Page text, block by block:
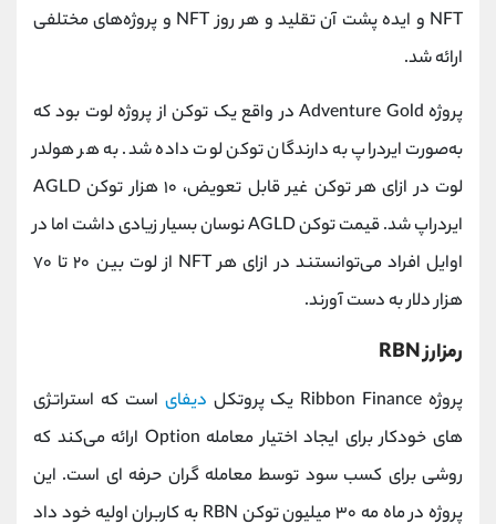
NFT و ایده پشت آن تقلید و هر روز NFT و پروژه‌های مختلفی
ارائه شد.
پروژه Adventure Gold در واقع یک توکن از پروژه لوت بود که
به‌صورت ایردراپ به دارندگان توکن لوت داده شد. به هر هولدر
لوت در ازای هر توکن غیر قابل تعویض، ۱۰ هزار توکن AGLD
ایردراپ شد. قیمت توکن AGLD نوسان بسیار زیادی داشت اما در
اوایل افراد می‌توانستند در ازای هر NFT از لوت بین ۲۰ تا ۷۰
هزار دلار به دست آورند.
رمزارز RBN
پروژه Ribbon Finance یک پروتکل دیفای است که استراتژی‌
های خودکار برای ایجاد اختیار معامله Option ارائه می‌کند که
روشی برای کسب سود توسط معامله‌ گران حرفه‌ ای است. این
پروژه در ماه مه ۳۰ میلیون توکن RBN به کاربران اولیه خود داد